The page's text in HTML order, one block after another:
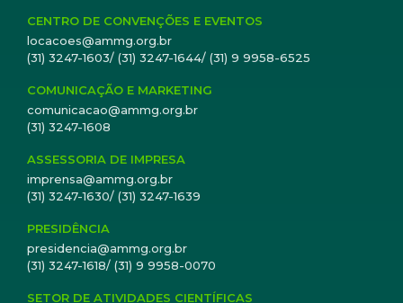
CENTRO DE CONVENÇÕES E EVENTOS
locacoes@ammg.org.br
(31) 3247-1603/ (31) 3247-1644/ (31) 9 9958-6525
COMUNICAÇÃO E MARKETING
comunicacao@ammg.org.br
(31) 3247-1608
ASSESSORIA DE IMPRESA
imprensa@ammg.org.br
(31) 3247-1630/ (31) 3247-1639
PRESIDÊNCIA
presidencia@ammg.org.br
(31) 3247-1618/ (31) 9 9958-0070
SETOR DE ATIVIDADES CIENTÍFICAS